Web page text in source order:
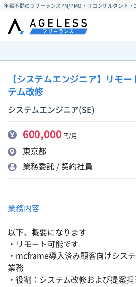
年齢不問のフリーランスPM/PMO・ITコンサルタント・
【システムエンジニア】リモー
テム改修
システムエンジニア(SE)
600,000 円/月
東京都
業務委託 / 契約社員
業務内容
以下、概要になります
・リモート可能です
・mcframe導入済み顧客向けシス
業務
・役割：システム改修および提案担